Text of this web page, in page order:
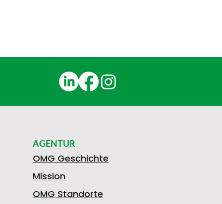
AGENTUR
OMG Geschichte
Mission
OMG Standorte